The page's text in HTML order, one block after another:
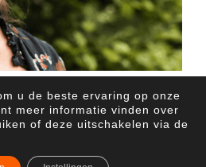
u de beste ervaring op onze
meer informatie vinden over
of deze uitschakelen via de